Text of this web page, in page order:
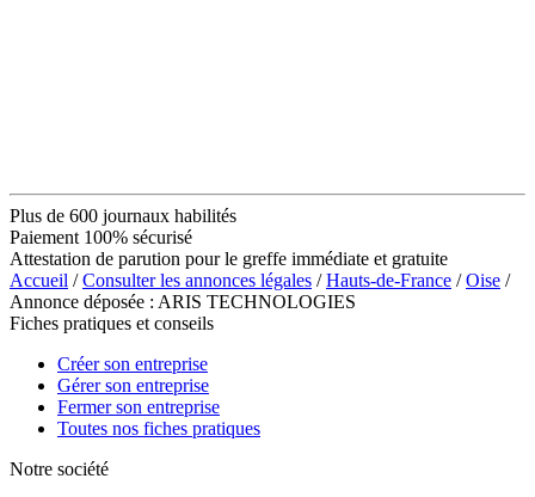
Plus de 600 journaux habilités
Paiement 100% sécurisé
Attestation de parution pour le greffe immédiate et gratuite
Accueil /Consulter les annonces légales /Hauts-de-France /Oise /
Annonce déposée : ARIS TECHNOLOGIES
Fiches pratiques et conseils
Créer son entreprise
Gérer son entreprise
Fermer son entreprise
Toutes nos fiches pratiques
Notre société